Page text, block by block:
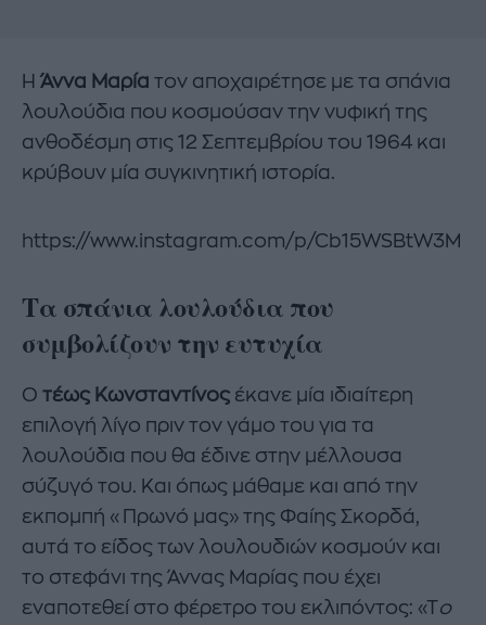
Η Άννα Μαρία τον αποχαιρέτησε με τα σπάνια
λουλούδια που κοσμούσαν την νυφική της
ανθοδέσμη στις 12 Σεπτεμβρίου του 1964 και
κρύβουν μία συγκινητική ιστορία.
https://www.instagram.com/p/Cb15WSBtW3M
Τα σπάνια λουλούδια που
συμβολίζουν την ευτυχία
Ο τέως Κωνσταντίνος έκανε μία ιδιαίτερη
επιλογή λίγο πριν τον γάμο του για τα
λουλούδια που θα έδινε στην μέλλουσα
σύζυγό του. Και όπως μάθαμε και από την
εκπομπή «Πρωνό μας» της Φαίης Σκορδά,
αυτά το είδος των λουλουδιών κοσμούν και
το στεφάνι της Άννας Μαρίας που έχει
εναποτεθεί στο φέρετρο του εκλιπόντος: «Το